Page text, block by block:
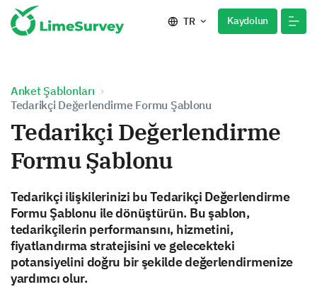
TR Kaydolun
Anket Şablonları
Tedarikçi Değerlendirme Formu Şablonu
Tedarikçi Değerlendirme
Formu Şablonu
Tedarikçi ilişkilerinizi bu Tedarikçi Değerlendirme
Formu Şablonu ile dönüştürün. Bu şablon,
tedarikçilerin performansını, hizmetini,
fiyatlandırma stratejisini ve gelecekteki
potansiyelini doğru bir şekilde değerlendirmenize
yardımcı olur.